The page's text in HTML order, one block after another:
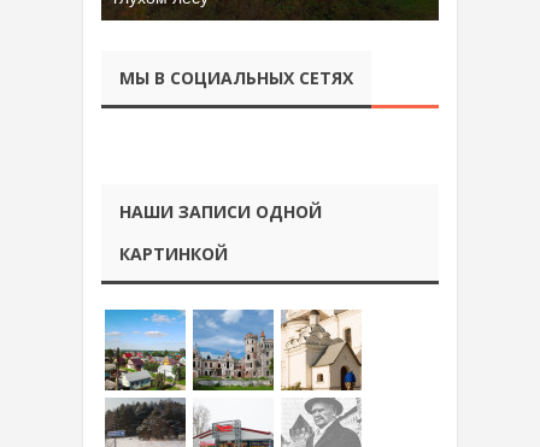
МЫ В СОЦИАЛЬНЫХ СЕТЯХ
НАШИ ЗАПИСИ ОДНОЙ
КАРТИНКОЙ